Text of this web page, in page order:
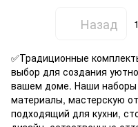
Назад 1
✅Традиционные
выбор для создания
вашем доме. Наши наборы
материалы, мастерскую
подходящий для кухни,